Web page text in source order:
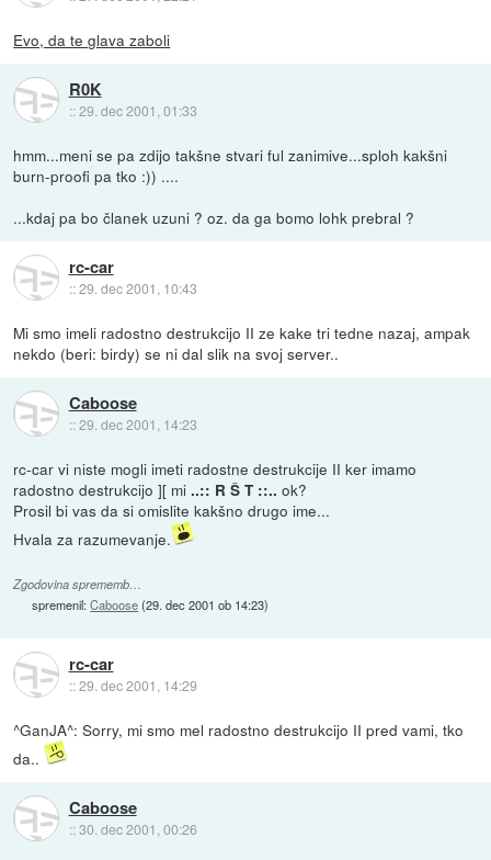
Evo, da te glava zaboli
R0K
::29. dec 2001, 01:33
hmm...meni se pa zdijo takšne stvari ful zanimive...sploh kakšni
burn-proofi pa tko :)) ....
...kdaj pa bo članek uzuni ? oz. da ga bomo lohk prebral ?
rc-car
::29. dec 2001, 10:43
Mi smo imeli radostno destrukcijo II ze kake tri tedne nazaj, ampak
nekdo (beri: birdy) se ni dal slik na svoj server..
Caboose
::29. dec 2001, 14:23
rc-car vi niste mogli imeti radostne destrukcije II ker imamo
radostno destrukcijo ][ mi..:: R Š T ::.. ok?
Prosil bi vas da si omislite kakšno drugo ime...
Hvala za razumevanje.
Zgodovina sprememb…
spremenil:Caboose(29. dec 2001 ob 14:23)
rc-car
::29. dec 2001, 14:29
^GanJA^: Sorry, mi smo mel radostno destrukcijo II pred vami, tko
da..
Caboose
::30. dec 2001, 00:26